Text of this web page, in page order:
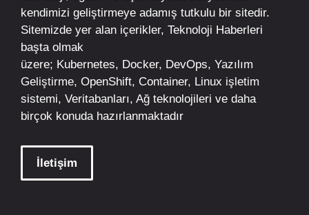
kendimizi geliştirmeye adamış tutkulu bir sitedir.
Sitemizde yer alan içerikler, Teknoloji Haberleri
başta olmak
üzere; Kubernetes, Docker, DevOps, Yazılım
Geliştirme, OpenShift, Container, Linux işletim
sistemi, Veritabanları, Ağ teknolojileri ve daha
birçok konuda hazırlanmaktadır
İletişim